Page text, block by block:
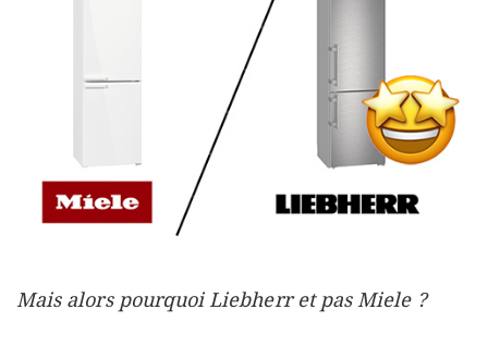
Mais alors pourquoi Liebherr et pas Miele ?